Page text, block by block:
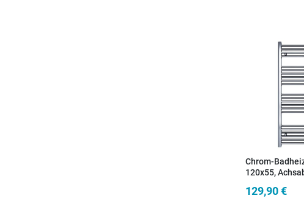
Chrom-
120x55,
129,90 €